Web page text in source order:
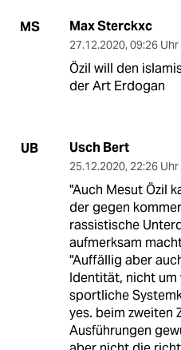
MS Max Sterckxc
27.12.2020, 09:26 Uhr
Özil will den
der Art Erdogan
UB Usch Bert
25.12.2020, 22:26 Uhr
"Auch Mesut Özil
der gegen
rassistische
aufmerksam
"Auffällig aber
Identität, nicht
sportliche
yes. beim zweiten
Ausführungen